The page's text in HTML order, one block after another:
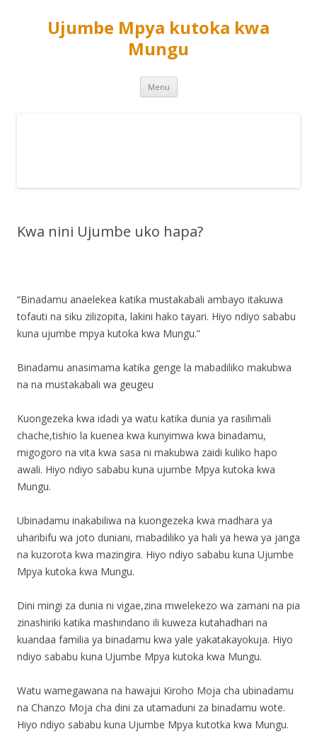
Ujumbe Mpya kutoka kwa
Mungu
Menu Skip
content
Kwa nini Ujumbe uko hapa?
“Binadamu anaelekea katika mustakabali ambayo itakuwa
tofauti na siku zilizopita, lakini hako tayari. Hiyo ndiyo sababu
kuna ujumbe mpya kutoka kwa Mungu.”
Binadamu anasimama katika genge la mabadiliko makubwa
na na mustakabali wa geugeu
Kuongezeka kwa idadi ya watu katika dunia ya rasilimali
chache,tishio la kuenea kwa kunyimwa kwa binadamu,
migogoro na vita kwa sasa ni makubwa zaidi kuliko hapo
awali. Hiyo ndiyo sababu kuna ujumbe Mpya kutoka kwa
Mungu.
Ubinadamu inakabiliwa na kuongezeka kwa madhara ya
uharibifu wa joto duniani, mabadiliko ya hali ya hewa ya janga
na kuzorota kwa mazingira. Hiyo ndiyo sababu kuna Ujumbe
Mpya kutoka kwa Mungu.
Dini mingi za dunia ni vigae,zina mwelekezo wa zamani na pia
zinashiriki katika mashindano ili kuweza kutahadhari na
kuandaa familia ya binadamu kwa yale yakatakayokuja. Hiyo
ndiyo sababu kuna Ujumbe Mpya kutoka kwa Mungu.
Watu wamegawana na hawajui Kiroho Moja cha ubinadamu
na Chanzo Moja cha dini za utamaduni za binadamu wote.
Hiyo ndiyo sababu kuna Ujumbe Mpya kutotka kwa Mungu.